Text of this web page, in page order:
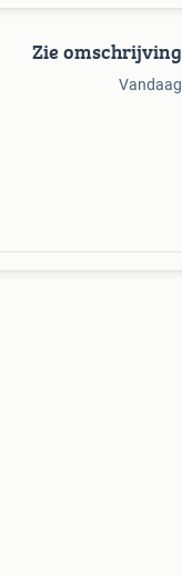
Zie omschrijving
Vandaag